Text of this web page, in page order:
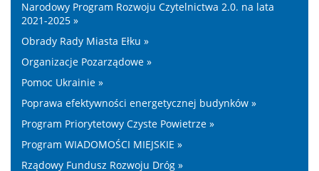
Narodowy Program Rozwoju Czytelnictwa 2.0. na lata
2021-2025 »
Obrady Rady Miasta Ełku »
Organizacje Pozarządowe »
Pomoc Ukrainie »
Poprawa efektywności energetycznej budynków »
Program Priorytetowy Czyste Powietrze »
Program WIADOMOŚCI MIEJSKIE »
Rządowy Fundusz Rozwoju Dróg »